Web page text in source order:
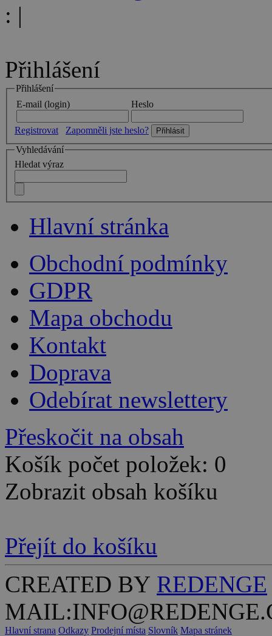
: |
Přihlášení
Přihlášení
E-mail (login)
Heslo
Registrovat
Zapomněli jste heslo?
Vyhledávání
Hledat výraz
Hlavní stránka
Obchodní podmínky
GDPR
Mapa obchodu
Kontakt
Doprava
Odebírat newslettery
Přeskočit na obsah
Košík počet položek: 0
Zobrazit obsah košíku
Přejít do košíku
CREATED BY REDENGE
Hlavní strana Odkazy Prodejní místa Slovník Mapa stránek